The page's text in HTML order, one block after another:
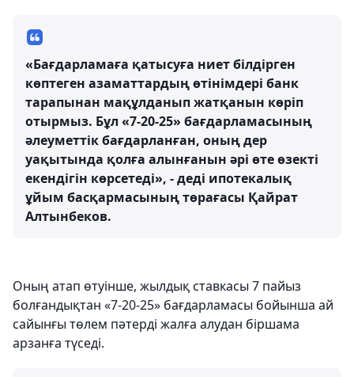
«Бағдарламаға қатысуға ниет білдірген
көптеген азаматтардың өтінімдері банк
тарапынан мақұлданып жатқанын көріп
отырмыз. Бұл «7-20-25» бағдарламасының
әлеуметтік бағдарланған, оның дер
уақытында қолға алынғанын әрі өте өзекті
екендігін көрсетеді», - деді ипотекалық
ұйым басқармасының төрағасы Қайрат
Алтынбеков.
Оның атап өтуінше, жылдық ставкасы 7 пайыз
болғандықтан «7-20-25» бағдарламасы бойынша ай
сайынғы төлем пәтерді жалға алудан біршама
арзанға түседі.